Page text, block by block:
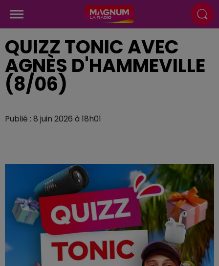
QUIZZ TONIC AVEC
AGNÈS D'HAMMEVILLE
(8/06)
Publié : 8 juin 2026 à 18h01